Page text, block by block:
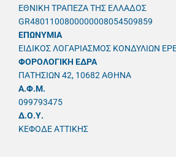
ΕΘΝΙΚΗ ΤΡΑΠΕΖΑ ΤΗΣ ΕΛΛΑΔΟΣ
GR4801100800000008054509859
ΕΠΩΝΥΜΙΑ
ΕΙΔΙΚΟΣ ΛΟΓΑΡΙΑΣΜΟΣ ΚΟΝΔΥΛΙΩΝ
ΦΟΡΟΛΟΓΙΚΗ ΕΔΡΑ
ΠΑΤΗΣΙΩΝ 42, 10682 ΑΘΗΝΑ
A.Φ.Μ.
099793475
Δ.Ο.Υ.
ΚΕΦΟΔΕ ΑΤΤΙΚΗΣ